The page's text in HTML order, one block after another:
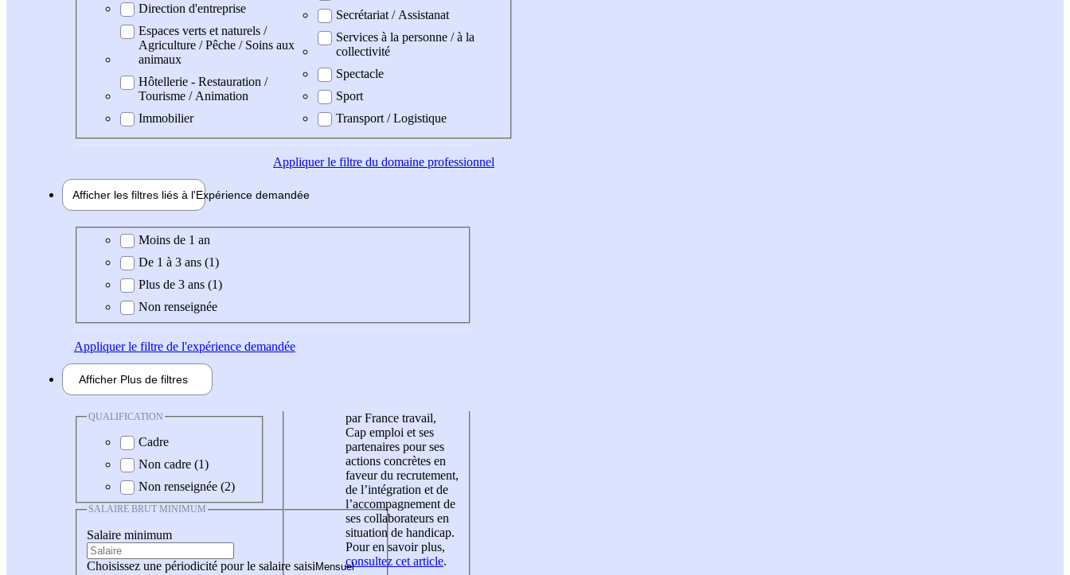
Direction d'entreprise
Espaces verts et naturels /
Agriculture / Pêche / Soins aux
animaux
Hôtellerie - Restauration /
Tourisme / Animation
Immobilier
Secrétariat / Assistanat
Services à la personne / à la
collectivité
Spectacle
Sport
Transport / Logistique
Appliquerle filtre du domaine professionnel
Afficher les filtres liés à l'Expérience demandée
Expérience demandée
Moins de 1 an
De 1 à 3 ans (1)
Plus de 3 ans (1)
Non renseignée
Appliquerle filtre de l'expérience demandée
Afficher Plus de filtres
QUALIFICATION
Cadre
Non cadre (1)
Non renseignée (2)
SALAIRE BRUT MINIMUM
Salaire minimum
Choisissez une périodicité pour le salaire saisi
par France travail,
Cap emploi et ses
partenaires pour ses
actions concrètes en
faveur du recrutement,
de l’intégration et de
l’accompagnement de
ses collaborateurs en
situation de handicap.
Pour en savoir plus,
consultez cet article.